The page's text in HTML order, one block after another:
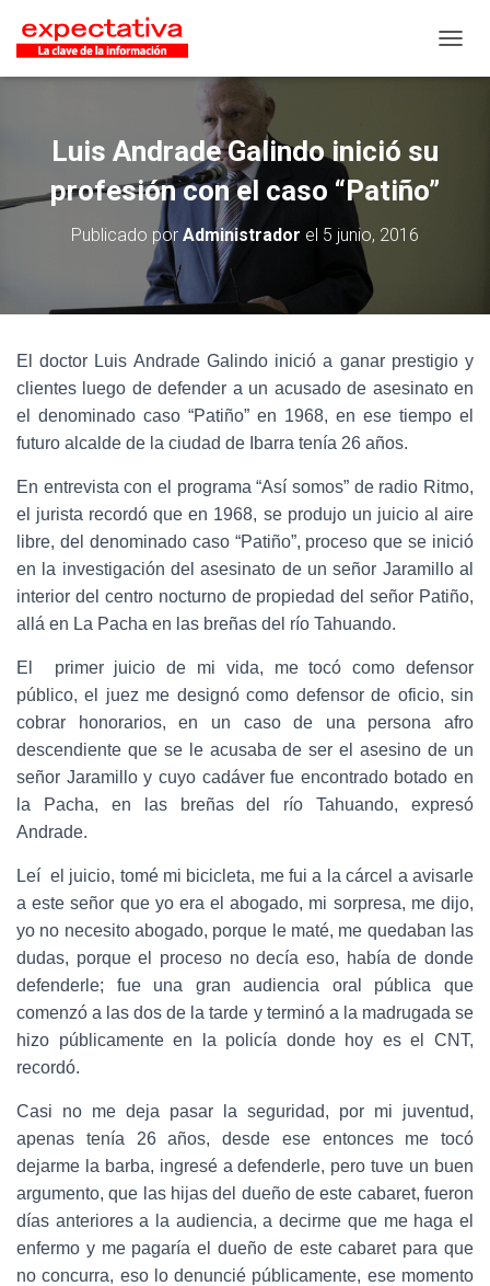
Luis Andrade Galindo inició su
profesión con el caso “Patiño”
Publicado por Administrador el 5 junio, 2016
El doctor Luis Andrade Galindo inició a ganar prestigio y
clientes luego de defender a un acusado de asesinato en
el denominado caso “Patiño” en 1968, en ese tiempo el
futuro alcalde de la ciudad de Ibarra tenía 26 años.
En entrevista con el programa “Así somos” de radio Ritmo,
el jurista recordó que en 1968, se produjo un juicio al aire
libre, del denominado caso “Patiño”, proceso que se inició
en la investigación del asesinato de un señor Jaramillo al
interior del centro nocturno de propiedad del señor Patiño,
allá en La Pacha en las breñas del río Tahuando.
El primer juicio de mi vida, me tocó como defensor
público, el juez me designó como defensor de oficio, sin
cobrar honorarios, en un caso de una persona afro
descendiente que se le acusaba de ser el asesino de un
señor Jaramillo y cuyo cadáver fue encontrado botado en
la Pacha, en las breñas del río Tahuando, expresó
Andrade.
Leí el juicio, tomé mi bicicleta, me fui a la cárcel a avisarle
a este señor que yo era el abogado, mi sorpresa, me dijo,
yo no necesito abogado, porque le maté, me quedaban las
dudas, porque el proceso no decía eso, había de donde
defenderle; fue una gran audiencia oral pública que
comenzó a las dos de la tarde y terminó a la madrugada se
hizo públicamente en la policía donde hoy es el CNT,
recordó.
Casi no me deja pasar la seguridad, por mi juventud,
apenas tenía 26 años, desde ese entonces me tocó
dejarme la barba, ingresé a defenderle, pero tuve un buen
argumento, que las hijas del dueño de este cabaret, fueron
días anteriores a la audiencia, a decirme que me haga el
enfermo y me pagaría el dueño de este cabaret para que
no concurra, eso lo denuncié públicamente, ese momento